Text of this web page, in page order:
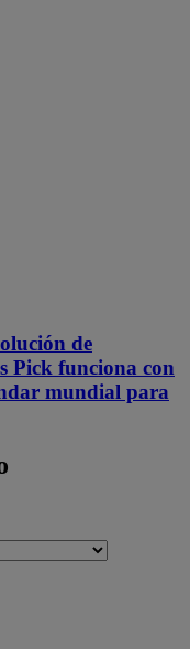
de
Pick funciona con
mundial para